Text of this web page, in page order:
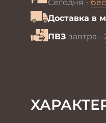
Сегодня -
Доставка в
ПВЗ завтра -